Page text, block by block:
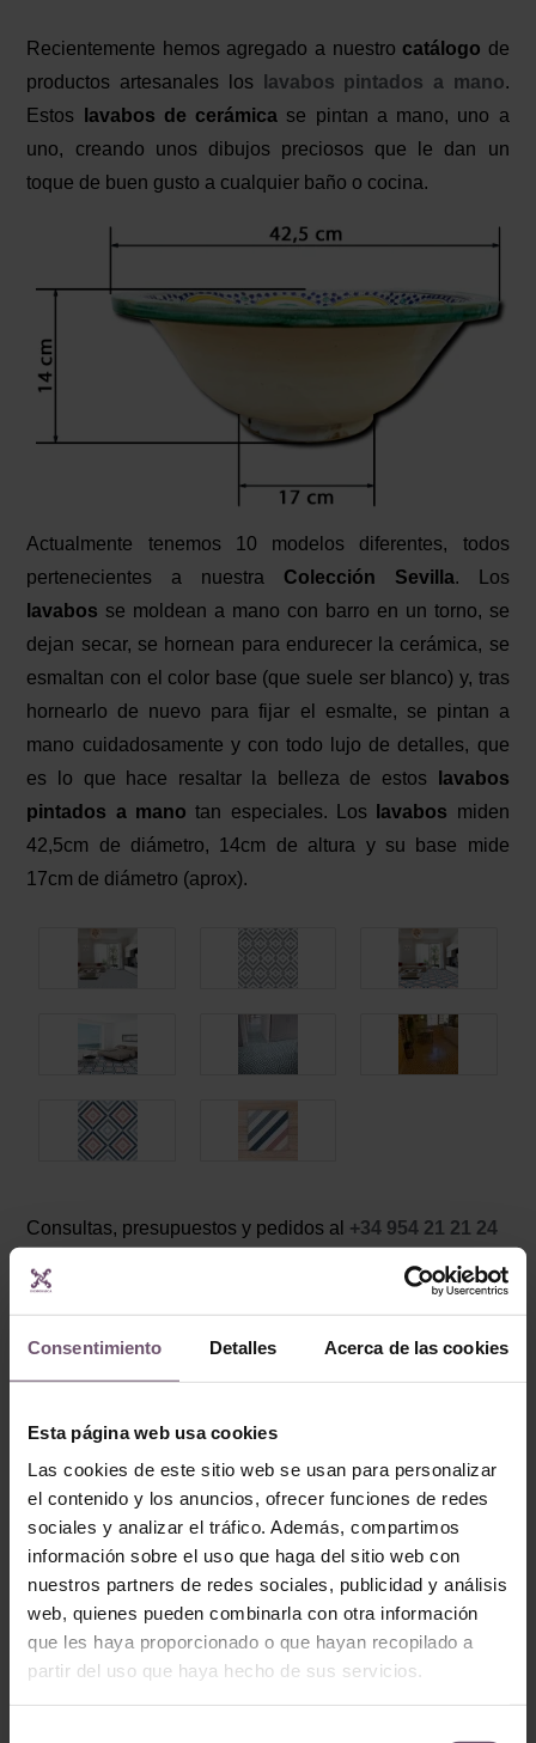
Consentimiento Detalles Acerca de las cookies
Esta página web usa cookies
Las cookies de este sitio web se usan para personalizar
el contenido y los anuncios, ofrecer funciones de redes
sociales y analizar el tráfico. Además, compartimos
información sobre el uso que haga del sitio web con
nuestros partners de redes sociales, publicidad y análisis
web, quienes pueden combinarla con otra información
que les haya proporcionado o que hayan recopilado a
partir del uso que haya hecho de sus servicios.
Recientemente hemos agregado a nuestro catálogo de
productos artesanales los
lavabos pintados a mano.
Estos
lavabos de cerámica se pintan a mano, uno a
uno, creando unos dibujos preciosos que le dan un
toque de buen gusto a cualquier baño o cocina.
Actualmente tenemos 10 modelos diferentes, todos
pertenecientes a nuestra Colección Sevilla. Los
lavabos se moldean a mano con barro en un torno, se
dejan secar, se hornean para endurecer la cerámica, se
esmaltan con el color base (que suele ser blanco) y, tras
hornearlo de nuevo para fijar el esmalte, se pintan a
mano cuidadosamente y con todo lujo de detalles, que
es lo que hace resaltar la belleza de estos
lavabos
pintados a mano tan especiales. Los lavabos miden
42,5cm de diámetro, 14cm de altura y su base mide
17cm de diámetro (aprox).
Consultas, presupuestos y pedidos al +34 954 21 21 24
Ant
Baño con suelo hidráulico en Francia (Mod. 224) Mosaicos del siglo III a.C. encontrados en Turquía
Publicaciones Relacionadas: